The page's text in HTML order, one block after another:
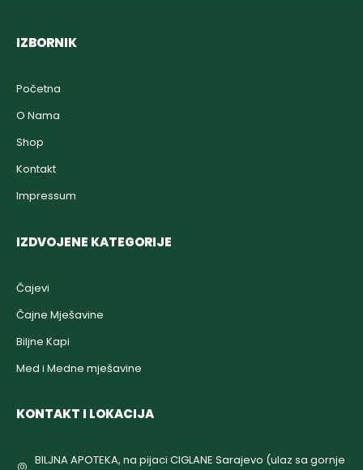
IZBORNIK
Početna
O Nama
Shop
Kontakt
Impressum
IZDVOJENE KATEGORIJE
Čajevi
Čajne Mješavine
Biljne Kapi
Med i Medne mješavine
KONTAKT I LOKACIJA
BILJNA APOTEKA, na pijaci CIGLANE Sarajevo (ulaz sa gornje